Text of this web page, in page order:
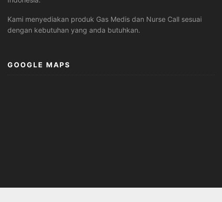
Kami menyediakan produk Gas Medis dan Nurse Call sesuai
dengan kebutuhan yang anda butuhkan.
GOOGLE MAPS